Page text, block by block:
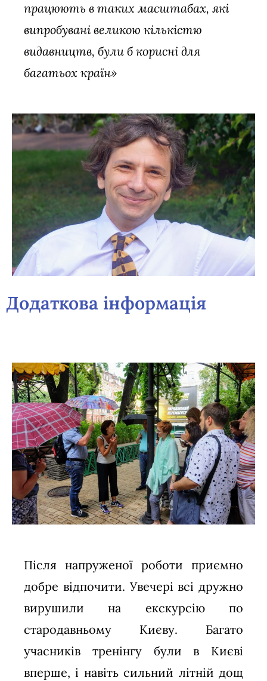
працюють в таких масштабах, які
випробувані великою кількістю
видавництв, були б корисні для
багатьох країн»
Додаткова інформація
Після напруженої роботи приємно
добре відпочити. Увечері всі дружно
вирушили на екскурсію по
стародавньому Києву. Багато
учасників тренінгу були в Києві
вперше, і навіть сильний літній дощ